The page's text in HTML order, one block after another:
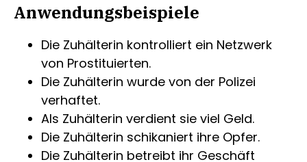
Anwendungsbeispiele
Die Zuhälterin kontrolliert ein Netzwerk
von Prostituierten.
Die Zuhälterin wurde von der Polizei
verhaftet.
Als Zuhälterin verdient sie viel Geld.
Die Zuhälterin schikaniert ihre Opfer.
Die Zuhälterin betreibt ihr Geschäft